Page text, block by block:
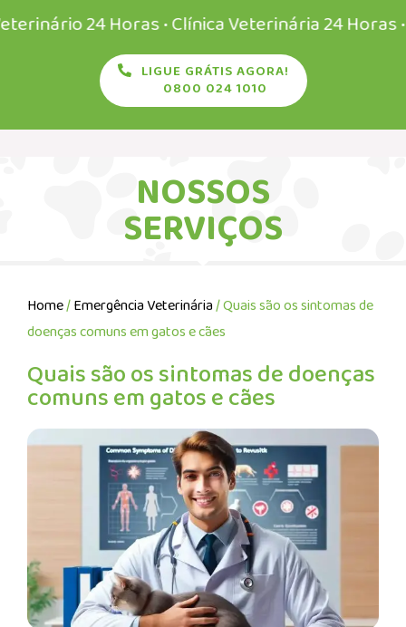
24 Horas • Clínica Veterinária 24 Horas •
LIGUE GRÁTIS AGORA!
0800 024 1010
NOSSOS
SERVIÇOS
Home/Emergência Veterinária/ Quais são os sintomas de
doenças comuns em gatos e cães
Quais são os sintomas de doenças
comuns em gatos e cães